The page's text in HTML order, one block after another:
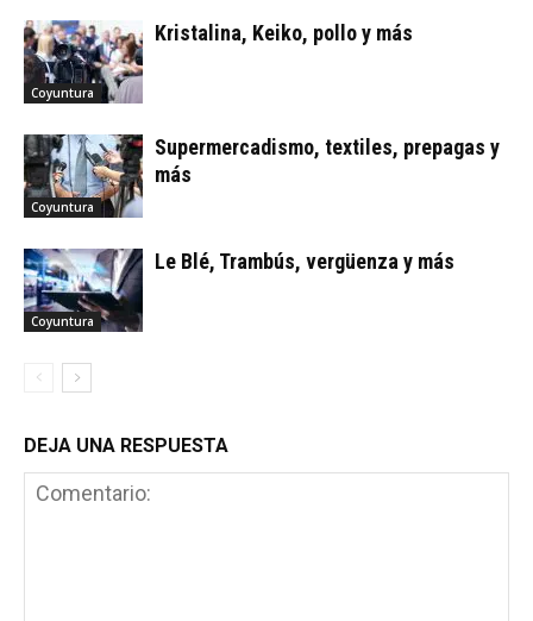
Coyuntura
Kristalina, Keiko, pollo y más
Coyuntura
Supermercadismo, textiles, prepagas y
más
Coyuntura
Le Blé, Trambús, vergüenza y más
DEJA UNA RESPUESTA